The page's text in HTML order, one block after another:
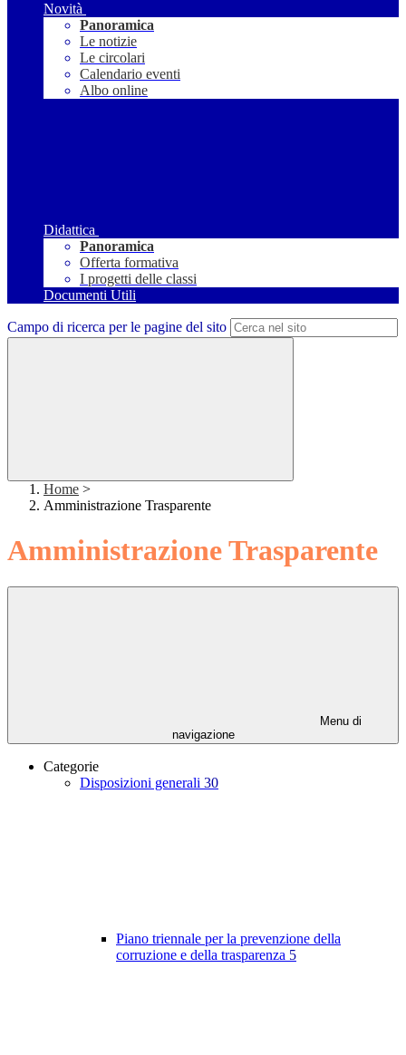
Novità
Panoramica
Le notizie
Le circolari
Calendario eventi
Albo online
Didattica
Panoramica
Offerta formativa
I progetti delle classi
Documenti Utili
Campo di ricerca per le pagine del sito
Home >
Amministrazione Trasparente
Amministrazione Trasparente
Menu di
navigazione
Categorie
Disposizioni generali 30
Piano triennale per la prevenzione della
corruzione e della trasparenza 5